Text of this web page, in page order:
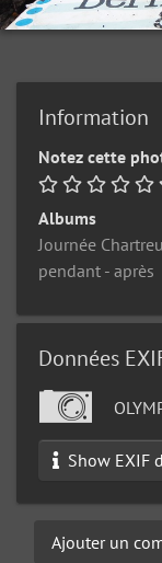
Information
Notez cette
Albums
Journée
pendant - après
Données
Show EXIF
Ajouter un